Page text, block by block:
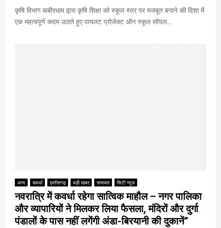
कृषि विभाग कबीरधाम द्वारा कृषि शिक्षा को स्कूल स्तर पर मजबूत बनाने की दिशा में
एक महत्वपूर्ण कदम उठाते हुए पायलट प्रोजेक्ट ऑन स्कूल सॉयल...
अन्य कवर्धा छत्तीसगढ़ बड़ी खबर समाचार सिटी न्यूज़
नवरात्रि में कवर्धा रहेगा सात्विक माहौल – नगर पालिका
और व्यापारियों ने मिलकर लिया फैसला, मंदिरों और दुर्गा
पंडालों के पास नहीं लगेंगी अंडा-बिरयानी की दुकानें”